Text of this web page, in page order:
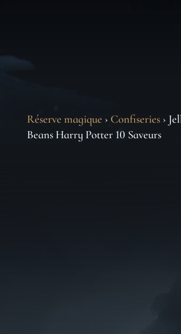
Réserve magique › Confiseries›
Beans Harry Potter 10 Saveurs